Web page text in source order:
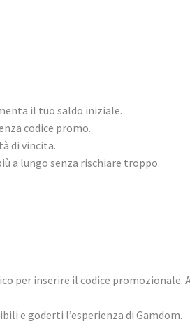
il tuo saldo iniziale.
codice promo.
di vincita.
a lungo senza rischiare troppo.
per inserire il codice
e goderti l’esperienza di Gamdom.